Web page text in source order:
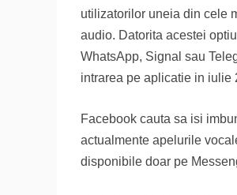
utilizatorilor uneia din cele
audio. Datorita acestei
WhatsApp, Signal sau
intrarea pe aplicatie in iulie
Facebook cauta sa isi
actualmente apelurile
disponibile doar pe